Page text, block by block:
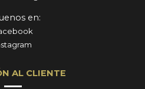
en:
AL CLIENTE